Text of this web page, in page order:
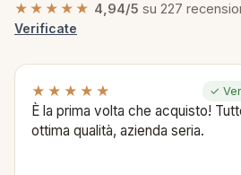
★★★★★ 4,94/5 su 227
Verificate
★★★★★ ✓
È la prima volta che acquisto!
ottima qualità, azienda seria.